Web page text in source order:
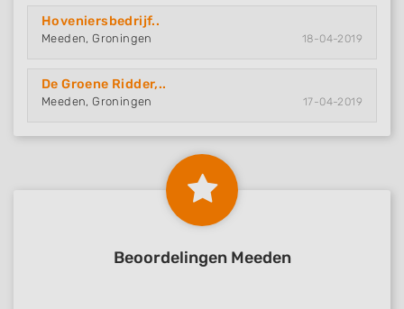
Hoveniersbedrijf..
Meeden, Groningen 18-04-2019
De Groene Ridder,..
Meeden, Groningen 17-04-2019
Beoordelingen Meeden